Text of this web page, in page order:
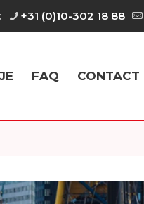
+31 (0)10-302 18 88
FAQ CONTACT